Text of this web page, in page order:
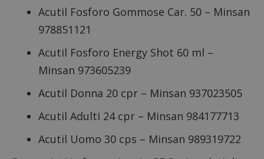
Acutil Fosforo Gommose Car. 50 – Minsan
978851121
Acutil Fosforo Energy Shot 60 ml –
Minsan 973605239
Acutil Donna 20 cpr – Minsan 937023505
Acutil Adulti 24 cpr – Minsan 984177713
Acutil Uomo 30 cps – Minsan 989319722